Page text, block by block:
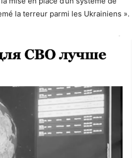
la terreur parmi les Ukrainiens ».